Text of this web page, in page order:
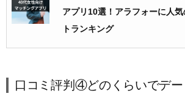
アプリ10選！アラフォーに人
トランキング
口コミ評判④どのくらいでデー